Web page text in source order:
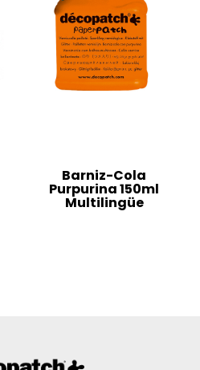
Barniz-Cola
Purpurina 150ml
Multilingüe